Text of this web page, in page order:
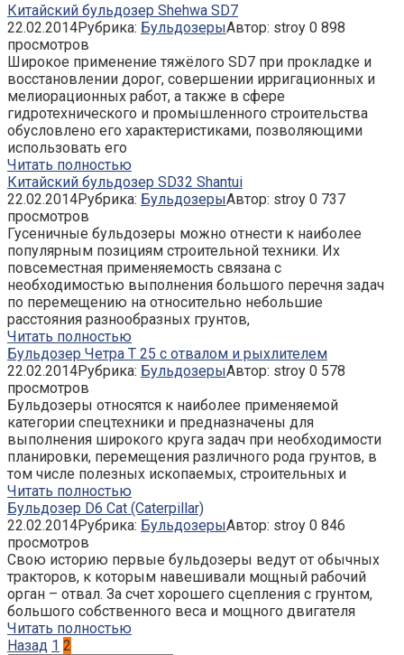
Китайский бульдозер Shehwa SD7
22.02.2014Рубрика: БульдозерыАвтор: stroy 0 898
просмотров
Широкое применение тяжёлого SD7 при прокладке и
восстановлении дорог, совершении ирригационных и
мелиорационных работ, а также в сфере
гидротехнического и промышленного строительства
обусловлено его характеристиками, позволяющими
использовать его
Читать полностью
Китайский бульдозер SD32 Shantui
22.02.2014Рубрика: БульдозерыАвтор: stroy 0 737
просмотров
Гусеничные бульдозеры можно отнести к наиболее
популярным позициям строительной техники. Их
повсеместная применяемость связана с
необходимостью выполнения большого перечня задач
по перемещению на относительно небольшие
расстояния разнообразных грунтов,
Читать полностью
Бульдозер Четра Т 25 с отвалом и рыхлителем
22.02.2014Рубрика: БульдозерыАвтор: stroy 0 578
просмотров
Бульдозеры относятся к наиболее применяемой
категории спецтехники и предназначены для
выполнения широкого круга задач при необходимости
планировки, перемещения различного рода грунтов, в
том числе полезных ископаемых, строительных и
Читать полностью
Бульдозер D6 Cat (Caterpillar)
22.02.2014Рубрика: БульдозерыАвтор: stroy 0 846
просмотров
Свою историю первые бульдозеры ведут от обычных
тракторов, к которым навешивали мощный рабочий
орган – отвал. За счет хорошего сцепления с грунтом,
большого собственного веса и мощного двигателя
Читать полностью
Пагинация
Назад 1 2